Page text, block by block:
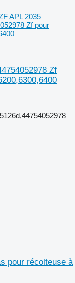
APL 2035
Zf pour
Zf
pour récolteuse à